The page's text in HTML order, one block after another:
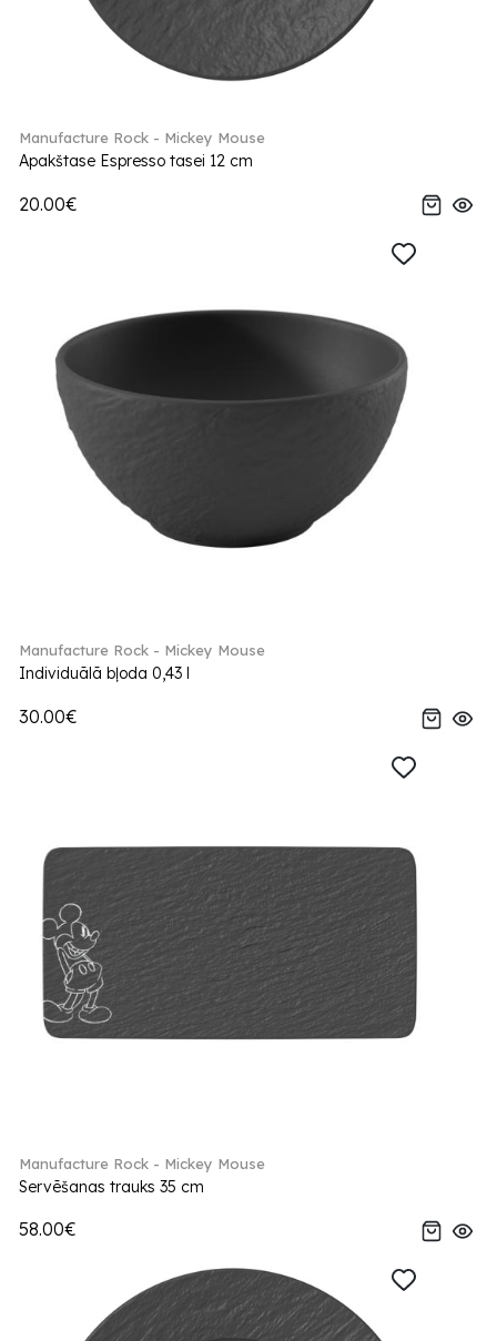
Manufacture Rock - Mickey Mouse
Apakštase Espresso tasei 12 cm
20.00€
Manufacture Rock - Mickey Mouse
Individuālā bļoda 0,43 l
30.00€
Manufacture Rock - Mickey Mouse
Servēšanas trauks 35 cm
58.00€